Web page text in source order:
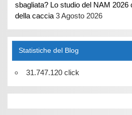
sbagliata? Lo studio del NAM 2026
della caccia 3 Agosto 2026
Statistiche del Blog
31.747.120 click